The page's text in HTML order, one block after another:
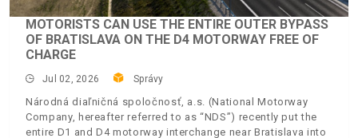
MOTORISTS CAN USE THE ENTIRE OUTER BYPASS
OF BRATISLAVA ON THE D4 MOTORWAY FREE OF
CHARGE
Jul 02, 2026 Správy
Národná diaľničná spoločnosť, a.s. (National Motorway
Company, hereafter referred to as “NDS”) recently put the
entire D1 and D4 motorway interchange near Bratislava into